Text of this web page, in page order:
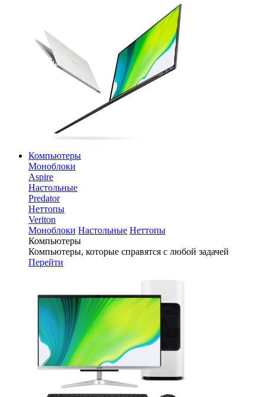
Компьютеры
Моноблоки
Aspire
Настольные
Predator
Неттопы
Veriton
Моноблоки Настольные Неттопы
Компьютеры
Компьютеры, которые справятся с любой задачей
Перейти